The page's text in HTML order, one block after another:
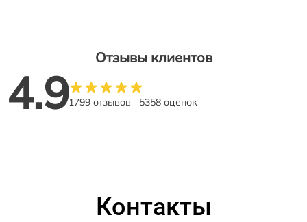
Отзывы клиентов
4.91799 отзывов 5358 оценок
Контакты